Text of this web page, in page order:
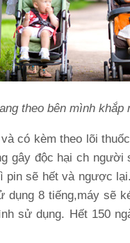
theo bên mình
có kèm theo lõi
gây độc hại ch
pin sẽ hết và ngược
dụng 8 tiếng,máy sẽ
sử dụng. Hết 150